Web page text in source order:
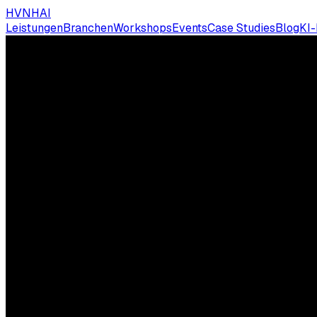
HVNHAI
LeistungenBranchenWorkshopsEventsCase StudiesBlog